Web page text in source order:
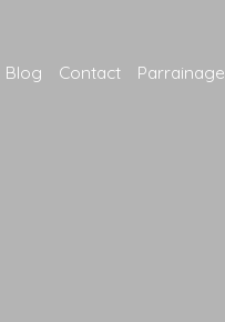
Blog Contact Parrainage